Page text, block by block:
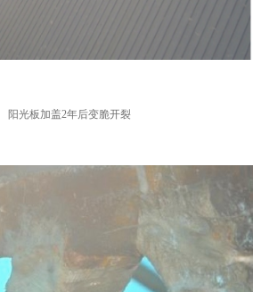
阳光板加盖2年后变脆开裂